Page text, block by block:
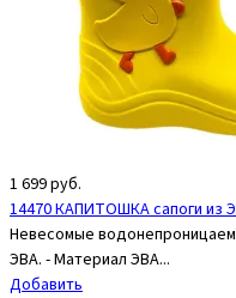
1 699руб.
14470 КАПИТОШКА сапоги из
Невесомые
ЭВА. - Материал ЭВА...
Добавить